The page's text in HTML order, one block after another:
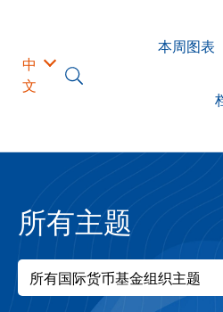
中
文
本周图表
所有主题
所有国际货币基金组织主题